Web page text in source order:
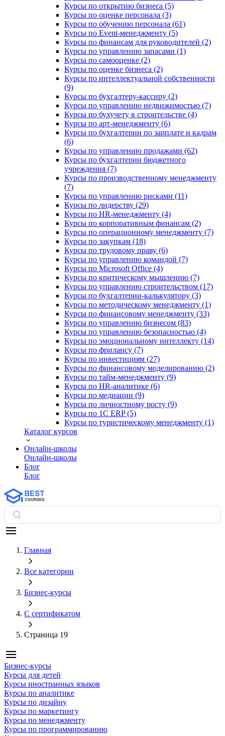
Курсы по открытию бизнеса (5)
Курсы по оценке персонала (3)
Курсы по обучению персонала (61)
Курсы по Event-менеджменту (5)
Курсы по финансам для руководителей (2)
Курсы по управлению запасами (1)
Курсы по самооценке (2)
Курсы по оценке бизнеса (2)
Курсы по интеллектуальной собственности
(9)
Курсы по бухгалтеру-кассиру (2)
Курсы по управлению недвижимостью (7)
Курсы по бухучету в строительстве (4)
Курсы по арт-менеджменту (6)
Курсы по бухгалтерии по зарплате и кадрам
(6)
Курсы по управлению продажами (62)
Курсы по бухгалтерии бюджетного
учреждения (7)
Курсы по производственному менеджменту
(7)
Курсы по управлению рисками (11)
Курсы по лидерству (29)
Курсы по HR-менеджменту (4)
Курсы по корпоративным финансам (2)
Курсы по операционному менеджменту (7)
Курсы по закупкам (18)
Курсы по трудовому праву (6)
Курсы по управлению командой (7)
Курсы по Microsoft Office (4)
Курсы по критическому мышлению (7)
Курсы по управлению строительством (17)
Курсы по бухгалтерии-калькулятору (3)
Курсы по методическому менеджменту (1)
Курсы по финансовому менеджменту (33)
Курсы по управлению бизнесом (83)
Курсы по управлению безопасностью (4)
Курсы по эмоциональному интеллекту (14)
Курсы по фрилансу (7)
Курсы по инвестициям (27)
Курсы по финансовому моделированию (2)
Курсы по тайм-менеджменту (9)
Курсы по HR-аналитике (6)
Курсы по медиации (9)
Курсы по личностному росту (9)
Курсы по 1С ERP (5)
Курсы по туристическому менеджменту (1)
Каталог курсов
Онлайн-школы
Онлайн-школы
Блог
Блог
Главная
Все категории
Бизнес-курсы
С сертификатом
Страница 19
Бизнес-курсы
Курсы для детей
Курсы иностранных языков
Курсы по аналитике
Курсы по дизайну
Курсы по маркетингу
Курсы по менеджменту
Курсы по программированию